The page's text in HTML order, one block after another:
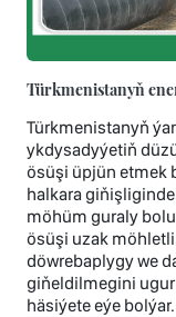
Türkmenistanyň
Türkmenistanyň
ykdysadyýetiň
ösüşi üpjün etmek
halkara
möhüm guraly
ösüşi uzak
döwrebaplygy we
giňeldilmegini
häsiýete eýe bolýar.